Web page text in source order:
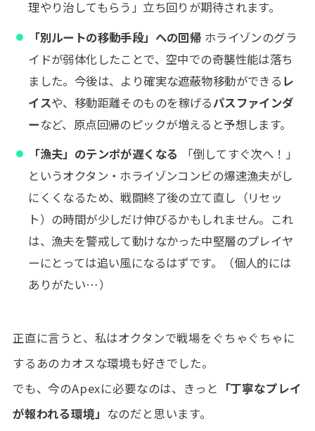
理やり治してもらう」立ち回りが期待されます。
「別ルートの移動手段」への回帰 ホライゾンのグラ
イドが弱体化したことで、空中での奇襲性能は落ち
ました。今後は、より確実な遮蔽物移動ができる レ
イスや、移動距離そのものを稼げるパスファインダ
ーなど、原点回帰のピックが増えると予想します。
「漁夫」のテンポが遅くなる
「倒してすぐ次へ！」
というオクタン・ホライゾンコンビの爆速漁夫がし
にくくなるため、戦闘終了後の立て直し（リセッ
ト）の時間が少しだけ伸びるかもしれません。これ
は、漁夫を警戒して動けなかった中堅層のプレイヤ
ーにとっては追い風になるはずです。（個人的には
ありがたい…）
正直に言うと、私はオクタンで戦場をぐちゃぐちゃに
するあのカオスな環境も好きでした。
でも、今のApexに必要なのは、きっと 「丁寧なプレイ
が報われる環境」 なのだと思います。